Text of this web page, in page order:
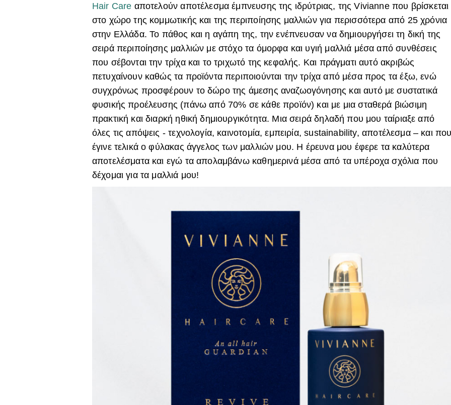
Hair Care αποτελούν αποτέλεσμα έμπνευσης της ιδρύτριας, της Vivianne που βρίσκεται
στο χώρο της κομμωτικής και της περιποίησης μαλλιών για περισσότερα από 25 χρόνια
στην Ελλάδα. Το πάθος και η αγάπη της, την ενέπνευσαν να δημιουργήσει τη δική της
σειρά περιποίησης μαλλιών με στόχο τα όμορφα και υγιή μαλλιά μέσα από συνθέσεις
που σέβονται την τρίχα και το τριχωτό της κεφαλής. Και πράγματι αυτό ακριβώς
πετυχαίνουν καθώς τα προϊόντα περιποιούνται την τρίχα από μέσα προς τα έξω, ενώ
συγχρόνως προσφέρουν το δώρο της άμεσης αναζωογόνησης και αυτό με συστατικά
φυσικής προέλευσης (πάνω από 70% σε κάθε προϊόν) και με μια σταθερά βιώσιμη
πρακτική και διαρκή ηθική δημιουργικότητα. Μια σειρά δηλαδή που μου ταίριαξε από
όλες τις απόψεις - τεχνολογία, καινοτομία, εμπειρία, sustainability, αποτέλεσμα – και
έγινε τελικά ο φύλακας άγγελος των μαλλιών μου. Η έρευνα μου έφερε τα καλύτερα
αποτελέσματα και εγώ τα απολαμβάνω καθημερινά μέσα από τα υπέροχα σχόλια που
δέχομαι για τα μαλλιά μου!